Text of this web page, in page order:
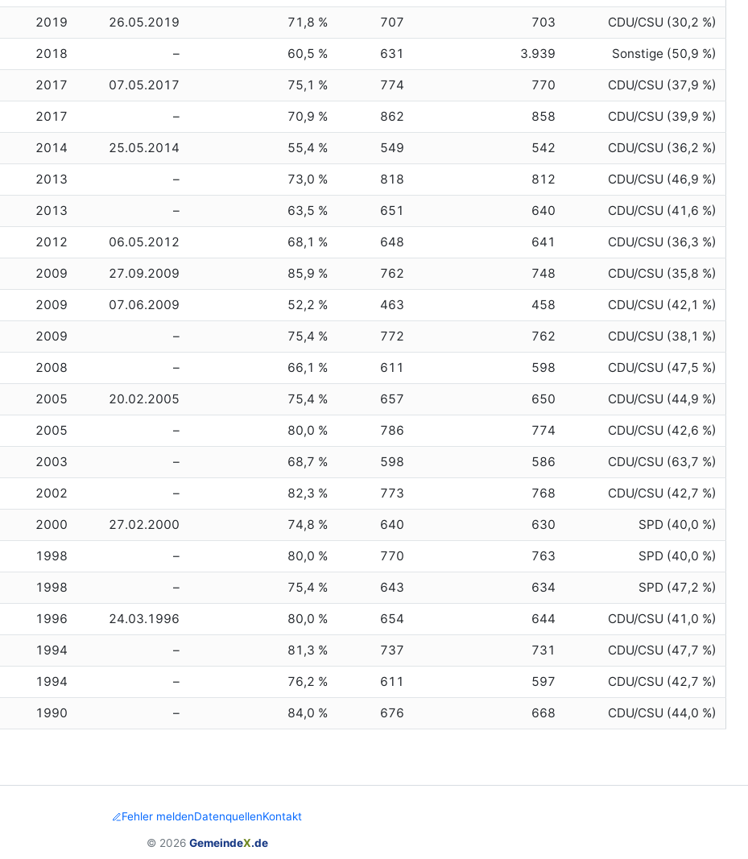
2019 26.05.2019 71,8 % 707 703 CDU/CSU (30,2 %)
2018 – 60,5 % 631 3.939 Sonstige (50,9 %)
2017 07.05.2017 75,1 % 774 770 CDU/CSU (37,9 %)
2017 – 70,9 % 862 858 CDU/CSU (39,9 %)
2014 25.05.2014 55,4 % 549 542 CDU/CSU (36,2 %)
2013 – 73,0 % 818 812 CDU/CSU (46,9 %)
2013 – 63,5 % 651 640 CDU/CSU (41,6 %)
2012 06.05.2012 68,1 % 648 641 CDU/CSU (36,3 %)
2009 27.09.2009 85,9 % 762 748 CDU/CSU (35,8 %)
2009 07.06.2009 52,2 % 463 458 CDU/CSU (42,1 %)
2009 – 75,4 % 772 762 CDU/CSU (38,1 %)
2008 – 66,1 % 611 598 CDU/CSU (47,5 %)
2005 20.02.2005 75,4 % 657 650 CDU/CSU (44,9 %)
2005 – 80,0 % 786 774 CDU/CSU (42,6 %)
2003 – 68,7 % 598 586 CDU/CSU (63,7 %)
2002 – 82,3 % 773 768 CDU/CSU (42,7 %)
2000 27.02.2000 74,8 % 640 630 SPD (40,0 %)
1998 – 80,0 % 770 763 SPD (40,0 %)
1998 – 75,4 % 643 634 SPD (47,2 %)
1996 24.03.1996 80,0 % 654 644 CDU/CSU (41,0 %)
1994 – 81,3 % 737 731 CDU/CSU (47,7 %)
1994 – 76,2 % 611 597 CDU/CSU (42,7 %)
1990 – 84,0 % 676 668 CDU/CSU (44,0 %)
Fehler meldenDatenquellenKontakt
© 2026 GemeindeX.de